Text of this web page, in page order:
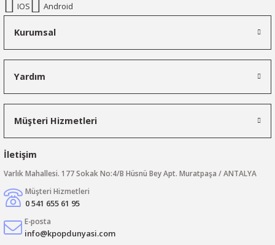
IOS Android
Kurumsal
Yardım
Müşteri Hizmetleri
İletişim
Varlık Mahallesi. 177 Sokak No:4/B Hüsnü Bey Apt. Muratpaşa / ANTALYA
Müşteri Hizmetleri
0 541 655 61 95
E-posta
info@kpopdunyasi.com